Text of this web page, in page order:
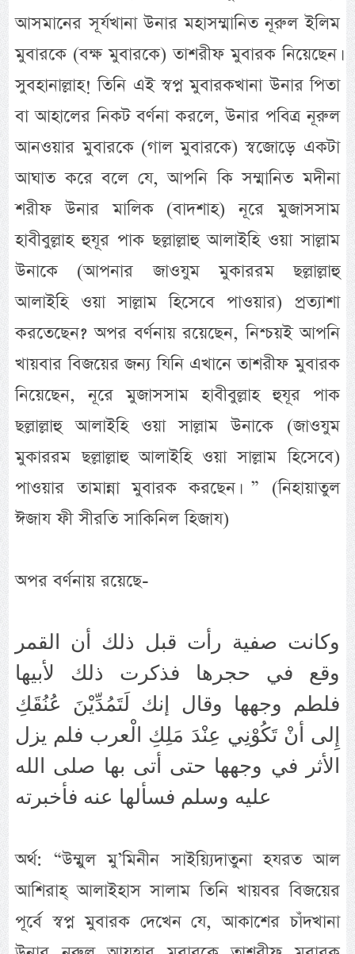
আসমানের সূর্যখানা উনার মহাসম্মানিত নূরুল ইলিম
মুবারকে (বক্ষ মুবারকে) তাশরীফ মুবারক নিয়েছেন।
সুবহানাল্লাহ! তিনি এই স্বপ্ন মুবারকখানা উনার পিতা
বা আহালের নিকট বর্ণনা করলে, উনার পবিত্র নূরুল
আনওয়ার মুবারকে (গাল মুবারকে) স্বজোড়ে একটা
আঘাত করে বলে যে, আপনি কি সম্মানিত মদীনা
শরীফ উনার মালিক (বাদশাহ) নূরে মুজাসসাম
হাবীবুল্লাহ হুযূর পাক ছল্লাল্লাহু আলাইহি ওয়া সাল্লাম
উনাকে (আপনার জাওযুম মুকাররম ছল্লাল্লাহু
আলাইহি ওয়া সাল্লাম হিসেবে পাওয়ার) প্রত্যাশা
করতেছেন? অপর বর্ণনায় রয়েছেন, নিশ্চয়ই আপনি
খায়বার বিজয়ের জন্য যিনি এখানে তাশরীফ মুবারক
নিয়েছেন, নূরে মুজাসসাম হাবীবুল্লাহ হুযূর পাক
ছল্লাল্লাহু আলাইহি ওয়া সাল্লাম উনাকে (জাওযুম
মুকাররম ছল্লাল্লাহু আলাইহি ওয়া সাল্লাম হিসেবে)
পাওয়ার তামান্না মুবারক করছেন। ” (নিহায়াতুল
ঈজায ফী সীরতি সাকিনিল হিজায)
অপর বর্ণনায় রয়েছে-
وكانت صفية رأت قبل ذلك أن القمر
وقع في حجرها فذكرت ذلك لأبيها
فلطم وجهها وقال إنك لَتَمُدِّيْنَ عُنُقَكِ
إِلى أنْ تَكُوْنِي عِنْدَ مَلِكِ الْعرب فلم يزل
الأثر في وجهها حتى أتى بها صلى الله
عليه وسلم فسألها عنه فأخبرته
অর্থ: “উম্মুল মু’মিনীন সাইয়্যিদাতুনা হযরত আল
আশিরাহ্ আলাইহাস সালাম তিনি খায়বর বিজয়ের
পূর্বে স্বপ্ন মুবারক দেখেন যে, আকাশের চাঁদখানা